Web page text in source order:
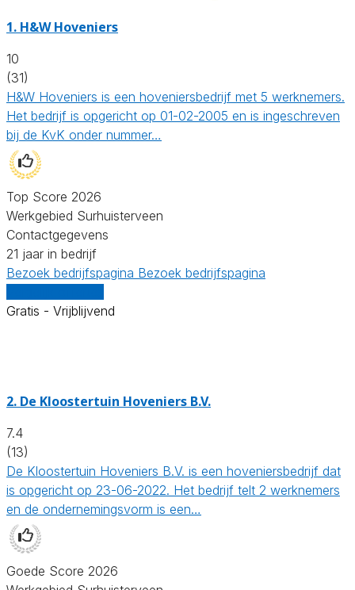
1. H&W Hoveniers
10
(31)
H&W Hoveniers is een hoveniersbedrijf met 5 werknemers.
Het bedrijf is opgericht op 01-02-2005 en is ingeschreven
bij de KvK onder nummer…
Top Score 2026
Werkgebied Surhuisterveen
Contactgegevens
21 jaar in bedrijf
Bezoek bedrijfspagina Bezoek bedrijfspagina
Gratis - Vrijblijvend
2. De Kloostertuin Hoveniers B.V.
7.4
(13)
De Kloostertuin Hoveniers B.V. is een hoveniersbedrijf dat
is opgericht op 23-06-2022. Het bedrijf telt 2 werknemers
en de ondernemingsvorm is een…
Goede Score 2026